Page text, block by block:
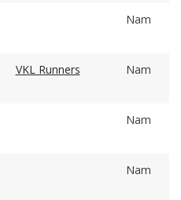
Nam
VKL Runners Nam
Nam
Nam